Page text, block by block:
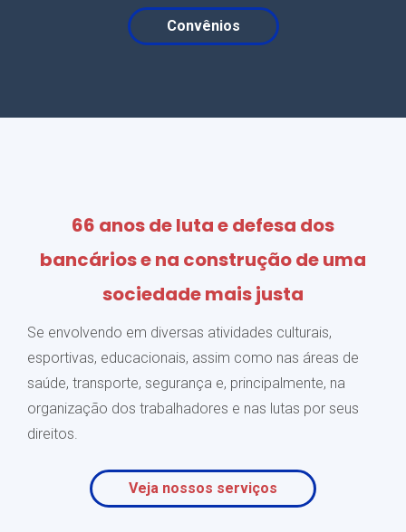
Convênios
66 anos de luta e defesa dos
bancários e na construção de uma
sociedade mais justa
Se envolvendo em diversas atividades culturais,
esportivas, educacionais, assim como nas áreas de
saúde, transporte, segurança e, principalmente, na
organização dos trabalhadores e nas lutas por seus
direitos.
Veja nossos serviços